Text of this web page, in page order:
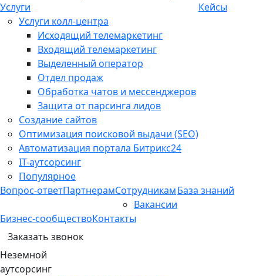
Услуги
Услуги колл-центра
Исходящий телемаркетинг
Входящий телемаркетинг
Выделенный оператор
Отдел продаж
Обработка чатов и мессенджеров
Защита от парсинга лидов
Создание сайтов
Оптимизация поисковой выдачи (SEO)
Автоматизация портала Битрикс24
IT-аутсорсинг
Популярное
Кейсы
Вопрос-ответПартнерамСотрудникам
Вакансии
База знаний
Бизнес-сообществоКонтакты
Заказать звонок
Неземной
аутсорсинг